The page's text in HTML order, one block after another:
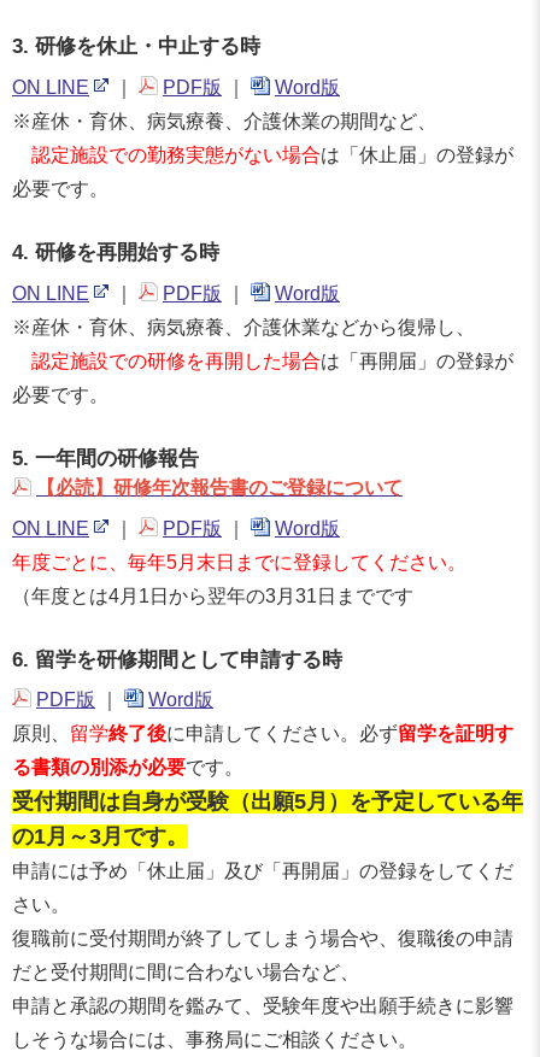
3. 研修を休止・中止する時
ON LINE PDF版
Word版
※産休・育休、病気療養、介護休業の期間など、
認定施設での勤務実態がない場合は「休止届」の登録が
必要です。
4. 研修を再開始する時
ON LINE PDF版
Word版
※産休・育休、病気療養、介護休業などから復帰し、
認定施設での研修を再開した場合は「再開届」の登録が
必要です。
5. 一年間の研修報告
【必読】研修年次報告書のご登録について
ON LINE
PDF版
Word版
年度ごとに、毎年5月末日までに登録してください。
（年度とは4月1日から翌年の3月31日までです
6. 留学を研修期間として申請する時
PDF版
Word版
原則、 留学終了後に申請してください。必ず留学を証明す
る書類の別添が必要です。
受付期間は自身が受験（出願5月）を予定している年
の1月～3月です。
申請には予め「休止届」及び「再開届」の登録をしてくだ
さい。
復職前に受付期間が終了してしまう場合や、復職後の申請
だと受付期間に間に合わない場合など、
申請と承認の期間を鑑みて、受験年度や出願手続きに影響
しそうな場合には、事務局にご相談ください。